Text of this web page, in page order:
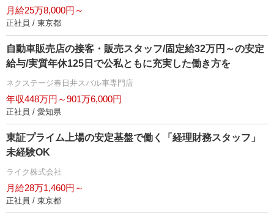
月給25万8,000円～
正社員 / 東京都
自動車販売店の接客・販売スタッフ/固定給32万円～の安定
給与/実質年休125日で公私ともに充実した働き方を
ネクステージ春日井スバル車専門店
年収448万円～901万6,000円
正社員 / 愛知県
東証プライム上場の安定基盤で働く「経理財務スタッフ」
未経験OK
ライク株式会社
月給28万1,460円～
正社員 / 東京都